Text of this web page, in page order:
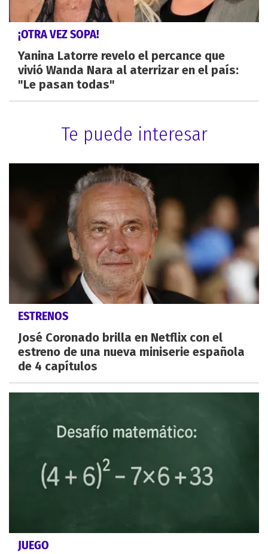
¡OTRA VEZ SOPA!
Yanina Latorre revelo el percance que
vivió Wanda Nara al aterrizar en el país:
"Le pasan todas"
Te puede interesar
ESTRENOS
José Coronado brilla en Netflix con el
estreno de una nueva miniserie española
de 4 capítulos
JUEGO